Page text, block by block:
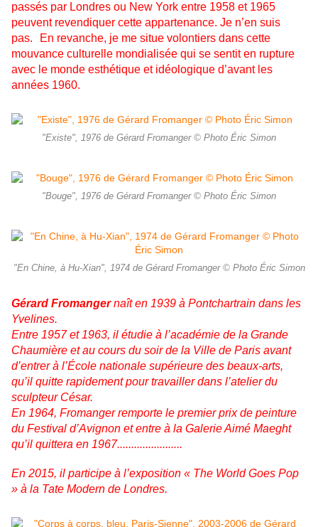
passés par Londres ou New York entre 1958 et 1965
peuvent revendiquer cette appartenance. Je n’en suis
pas. En revanche, je me situe volontiers dans cette
mouvance culturelle mondialisée qui se sentit en rupture
avec le monde esthétique et idéologique d’avant les
années 1960.
"Existe", 1976 de Gérard Fromanger © Photo Éric Simon
"Bouge", 1976 de Gérard Fromanger © Photo Éric Simon
"En Chine, à Hu-Xian", 1974 de Gérard Fromanger © Photo Éric Simon
Gérard Fromangernaît en 1939 à Pontchartrain dans les
Yvelines.
Entre 1957 et 1963, il étudie à l’académie de la Grande
Chaumière et au cours du soir de la Ville de Paris avant
d’entrer à l’École nationale supérieure des beaux-arts,
qu’il quitte rapidement pour travailler dans l’atelier du
sculpteur César.
En 1964, Fromanger remporte le premier prix de peinture
du Festival d’Avignon et entre à la Galerie Aimé Maeght
qu’il quittera en 1967.......................
En 2015, il participe à l’exposition « The World Goes Pop
» à la Tate Modern de Londres.